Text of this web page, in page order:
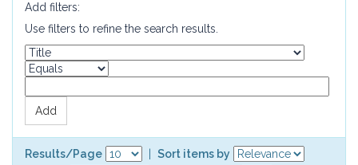
Add filters:
Use filters to refine the search results.
Results/Page
Sort items by